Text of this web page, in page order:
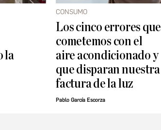
la
CONSUMO
Los cinco errores que
cometemos con el
aire acondicionado y
que disparan nuestra
factura de la luz
Pablo García Escorza